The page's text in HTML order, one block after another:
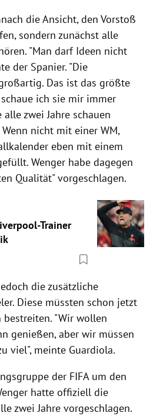
die Ansicht, den Vorstoß
sondern zunächst alle
"Man darf Ideen nicht
der Spanier. "Die
Das ist das größte
ich sie mir immer
zwei Jahre schauen
nicht mit einer WM,
eben mit einem
Wenger habe dagegen
Qualität" vorgeschlagen.
Trainer
die zusätzliche
Diese müssten schon jetzt
"Wir wollen
genießen, aber wir müssen
viel", meinte Guardiola.
der FIFA um den
hatte offiziell die
zwei Jahre vorgeschlagen.